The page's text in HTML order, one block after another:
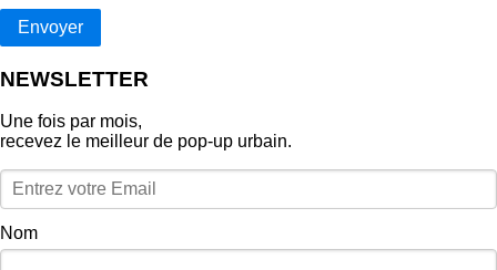
Envoyer
NEWSLETTER
Une fois par mois,
recevez le meilleur de pop‑up urbain.
Nom